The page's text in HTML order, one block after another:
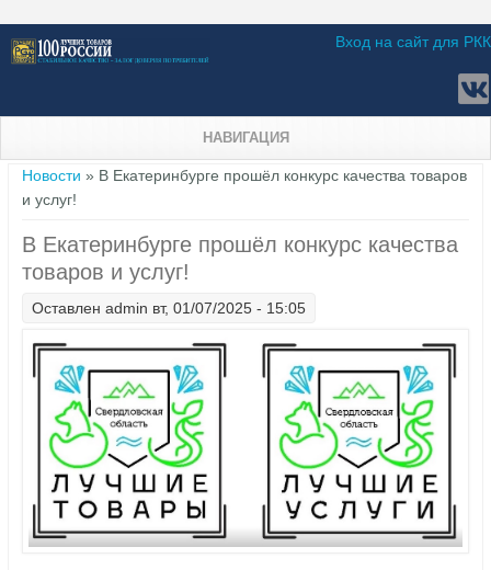
Вход на сайт для РКК
НАВИГАЦИЯ
Вы здесь
Новости » В Екатеринбурге прошёл конкурс качества товаров
и услуг!
В Екатеринбурге прошёл конкурс качества
товаров и услуг!
Оставлен admin вт, 01/07/2025 - 15:05